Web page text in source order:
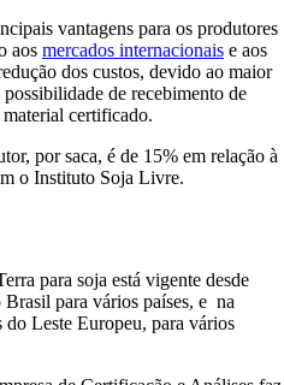
vantagens para os produtores
aos mercados internacionais e aos
dos custos, devido ao maior
de recebimento de
certificado.
por saca, é de 15% em relação à
o Instituto Soja Livre.
para soja está vigente desde
para vários países, e na
do Leste Europeu, para vários